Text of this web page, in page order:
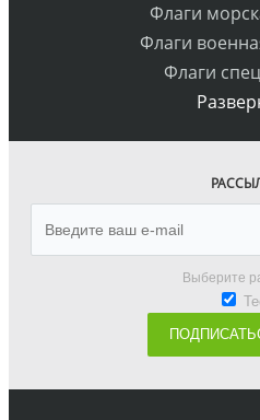
Флаги
Флаги
Флаги
Выберите